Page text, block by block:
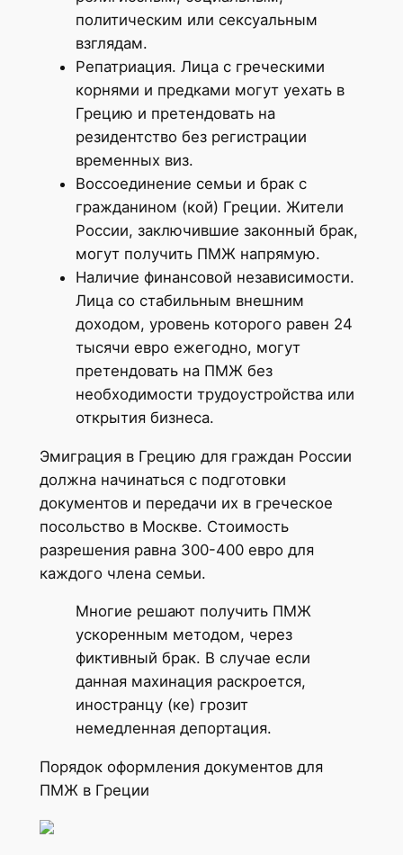
политическим или сексуальным
взглядам.
Репатриация. Лица с греческими
корнями и предками могут уехать в
Грецию и претендовать на
резидентство без регистрации
временных виз.
Воссоединение семьи и брак с
гражданином (кой) Греции. Жители
России, заключившие законный брак,
могут получить ПМЖ напрямую.
Наличие финансовой независимости.
Лица со стабильным внешним
доходом, уровень которого равен 24
тысячи евро ежегодно, могут
претендовать на ПМЖ без
необходимости трудоустройства или
открытия бизнеса.
Эмиграция в Грецию для граждан России
должна начинаться с подготовки
документов и передачи их в греческое
посольство в Москве. Стоимость
разрешения равна 300-400 евро для
каждого члена семьи.
Многие решают получить ПМЖ
ускоренным методом, через
фиктивный брак. В случае если
данная махинация раскроется,
иностранцу (ке) грозит
немедленная депортация.
Порядок оформления документов для
ПМЖ в Греции